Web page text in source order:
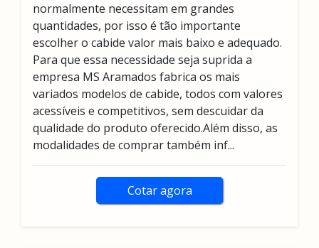
normalmente necessitam em grandes
quantidades, por isso é tão importante
escolher o cabide valor mais baixo e adequado.
Para que essa necessidade seja suprida a
empresa MS Aramados fabrica os mais
variados modelos de cabide, todos com valores
acessíveis e competitivos, sem descuidar da
qualidade do produto oferecido.Além disso, as
modalidades de comprar também inf...
Cotar agora